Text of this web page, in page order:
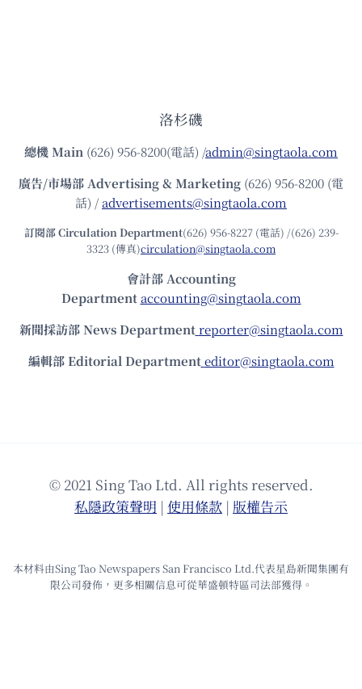
洛杉磯
總機Main (626) 956-8200(電話) /admin@singtaola.com
廣告/市場部Advertising & Marketing (626) 956-8200 (電
話) /advertisements@singtaola.com
訂閱部 Circulation Department(626) 956-8227 (電話) /(626) 239-
3323 (傳真)circulation@singtaola.com
會計部 Accounting
Department accounting@singtaola.com
新聞採訪部 News Department reporter@singtaola.com
編輯部 Editorial Department editor@singtaola.com
© 2021 Sing Tao Ltd. All rights reserved.
私隱政策聲明 | 使⽤條款 | 版權告⽰
本材料由Sing Tao Newspapers San Francisco Ltd.代表星島新聞集團有
限公司發佈，更多相關信息可從華盛頓特區司法部獲得。